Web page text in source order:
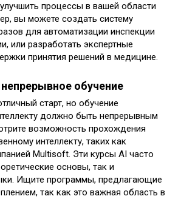
процессы в вашей области
вы можете создать систему
для автоматизации инспекции
или разработать экспертные
принятия решений в медицине.
обучение
старт, но обучение
должно быть непрерывным
возможность прохождения
интеллекту, таких как
Multisoft. Эти курсы AI часто
основы, так и
Ищите программы, предлагающие
так как это важная область в